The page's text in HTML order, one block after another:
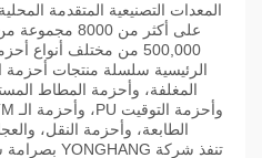
المعدات التصنيعية المتقدمة
على أكثر من
500,000 من مختلف
الرئيسية سلسلة منتجات أحزمة
المغلفة، وأحزمة المطاط
الطابعة، وأحزمة النقل،